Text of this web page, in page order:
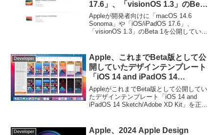
17.6」、「visionOS 1.3」のBeta
2を公開。
Appleが開発者向けに「macOS 14.6
Sonoma」や「iOS/iPadOS 17.6」、
「visionOS 1.3」のBeta 1を公開していま
Developer
Apple、これまでBeta版として公
開していたデザインテンプレート
「iOS 14 and iPadOS 14
Sketch/Adobe XD Kit」を正式に
リリース。
AppleがこれまでBeta版として公開してい
たデザインテンプレート「iOS 14 and
iPadOS 14 Sketch/Adobe XD Kit」を正式
Developer
Apple、2024 Apple Design